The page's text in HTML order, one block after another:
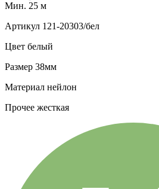
Мин. 25 м
Артикул 121-20303/бел
Цвет белый
Размер 38мм
Материал нейлон
Прочее жесткая